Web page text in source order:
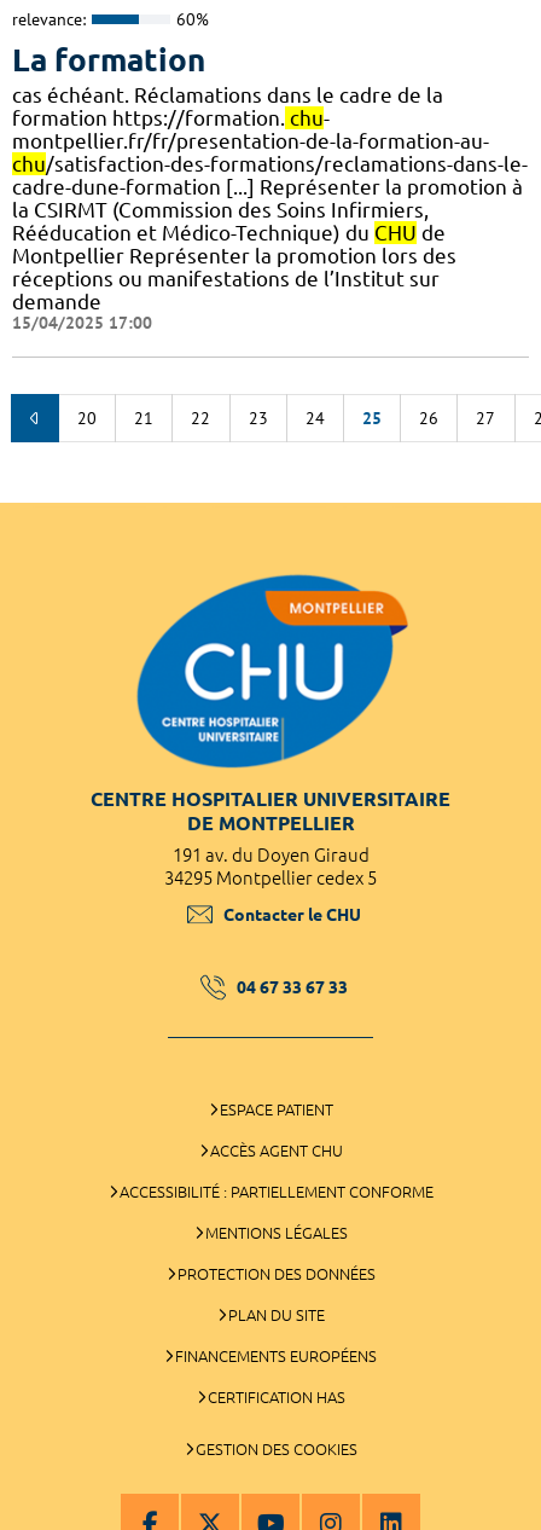
relevance: 60%
La formation
cas échéant. Réclamations dans le cadre de la
formation https://formation. chu-
montpellier.fr/fr/presentation-de-la-formation-au-
chu/satisfaction-des-formations/reclamations-dans-le-
cadre-dune-formation [...] Représenter la promotion à
la CSIRMT (Commission des Soins Infirmiers,
Rééducation et Médico-Technique) du CHU de
Montpellier Représenter la promotion lors des
réceptions ou manifestations de l’Institut sur
demande
15/04/2025 17:00
20 21 22 23 24 25 26 27
CENTRE HOSPITALIER UNIVERSITAIRE
DE MONTPELLIER
191 av. du Doyen Giraud
34295 Montpellier cedex 5
Contacter le CHU
04 67 33 67 33
ESPACE PATIENT
ACCÈS AGENT CHU
ACCESSIBILITÉ : PARTIELLEMENT CONFORME
MENTIONS LÉGALES
PROTECTION DES DONNÉES
PLAN DU SITE
FINANCEMENTS EUROPÉENS
CERTIFICATION HAS
GESTION DES COOKIES